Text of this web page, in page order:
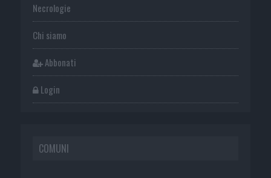
Necrologie
Chi siamo
Abbonati
Login
COMUNI